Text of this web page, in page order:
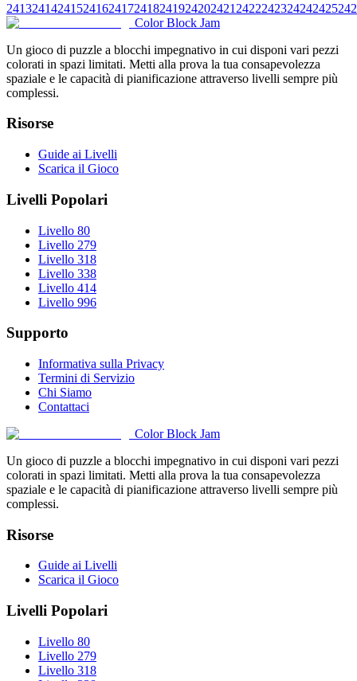
241324142415241624172418241924202421 2422242324242425
Color Block Jam
Un gioco di puzzle a blocchi impegnativo in cui disponi vari pezzi
colorati in spazi limitati. Metti alla prova la tua consapevolezza
spaziale e le capacità di pianificazione attraverso livelli sempre più
complessi.
Risorse
Guide ai Livelli
Scarica il Gioco
Livelli Popolari
Livello 80
Livello 279
Livello 318
Livello 338
Livello 414
Livello 996
Supporto
Informativa sulla Privacy
Termini di Servizio
Chi Siamo
Contattaci
Color Block Jam
Un gioco di puzzle a blocchi impegnativo in cui disponi vari pezzi
colorati in spazi limitati. Metti alla prova la tua consapevolezza
spaziale e le capacità di pianificazione attraverso livelli sempre più
complessi.
Risorse
Guide ai Livelli
Scarica il Gioco
Livelli Popolari
Livello 80
Livello 279
Livello 318